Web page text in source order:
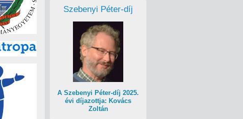
Szebenyi Péter-díj
A Szebenyi Péter-díj 2025.
évi díjazottja: Kovács
Zoltán